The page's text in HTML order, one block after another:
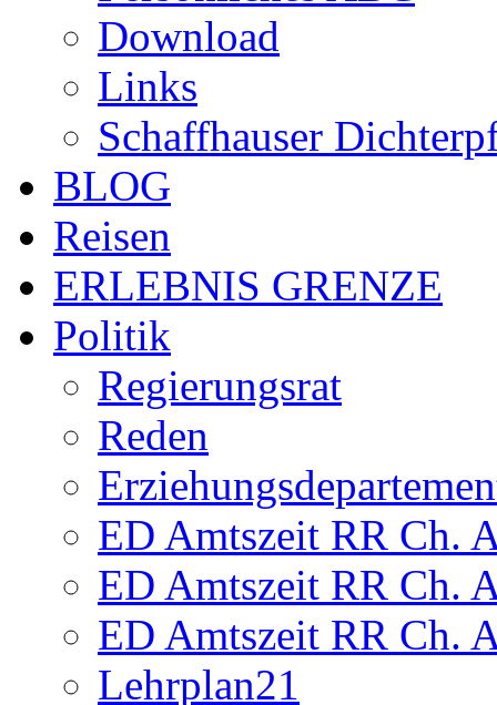
Download
Links
Schaffhauser
BLOG
Reisen
ERLEBNIS GRENZE
Politik
Regierungsrat
Reden
ED Amtszeit RR Ch.
ED Amtszeit RR Ch.
ED Amtszeit RR Ch.
Lehrplan21